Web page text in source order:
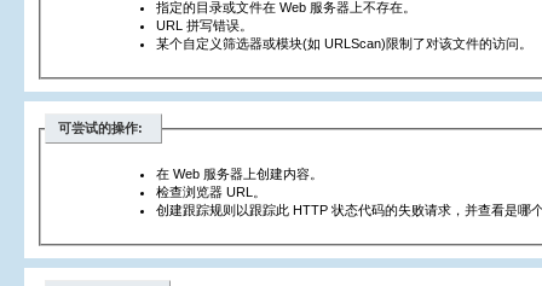
指定的目录或文件在 Web 服务器上不存在。
URL 拼写错误。
某个自定义筛选器或模块(如 URLScan)限制了对该文件的访问。
可尝试的操作:
在 Web 服务器上创建内容。
检查浏览器 URL。
创建跟踪规则以跟踪此 HTTP 状态代码的失败请求，并查看是哪